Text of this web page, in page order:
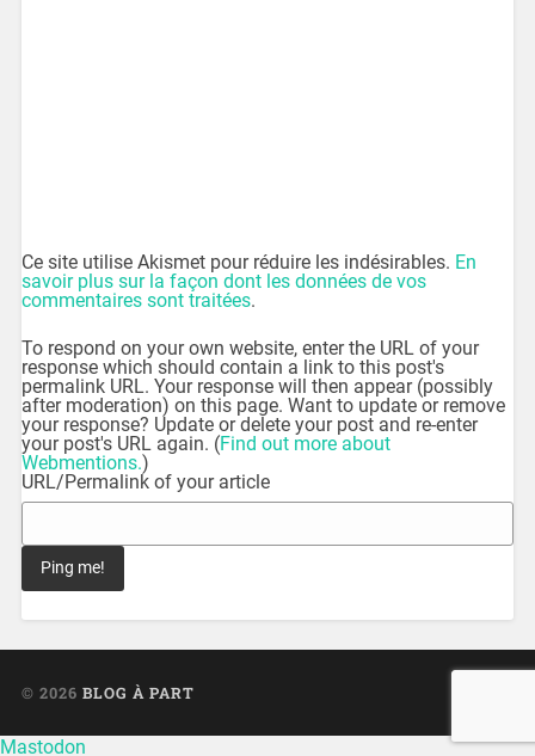
Ce site utilise Akismet pour réduire les indésirables. En
savoir plus sur la façon dont les données de vos
commentaires sont traitées.
To respond on your own website, enter the URL of your
response which should contain a link to this post's
permalink URL. Your response will then appear (possibly
after moderation) on this page. Want to update or remove
your response? Update or delete your post and re-enter
your post's URL again. (Find out more about
Webmentions.)
URL/Permalink of your article
© 2026 BLOG À PART
Mastodon